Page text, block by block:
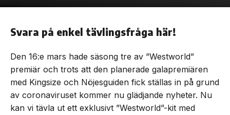
Svara på enkel tävlingsfråga här!
Den 16:e mars hade säsong tre av ”Westworld”
premiär och trots att den planerade galapremiären
med Kingsize och Nöjesguiden fick ställas in på grund
av coronaviruset kommer nu glädjande nyheter. Nu
kan vi tävla ut ett exklusivt ”Westworld”-kit med